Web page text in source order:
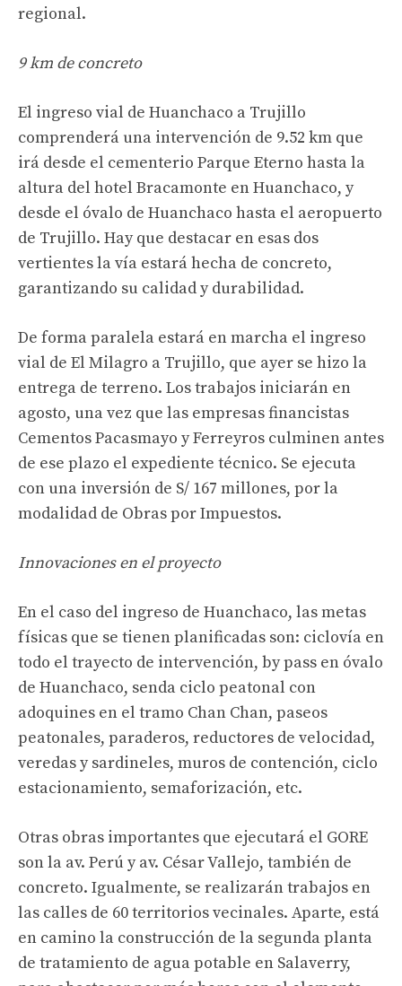
regional.
9 km de concreto
El ingreso vial de Huanchaco a Trujillo
comprenderá una intervención de 9.52 km que
irá desde el cementerio Parque Eterno hasta la
altura del hotel Bracamonte en Huanchaco, y
desde el óvalo de Huanchaco hasta el aeropuerto
de Trujillo. Hay que destacar en esas dos
vertientes la vía estará hecha de concreto,
garantizando su calidad y durabilidad.
De forma paralela estará en marcha el ingreso
vial de El Milagro a Trujillo, que ayer se hizo la
entrega de terreno. Los trabajos iniciarán en
agosto, una vez que las empresas financistas
Cementos Pacasmayo y Ferreyros culminen antes
de ese plazo el expediente técnico. Se ejecuta
con una inversión de S/ 167 millones, por la
modalidad de Obras por Impuestos.
Innovaciones en el proyecto
En el caso del ingreso de Huanchaco, las metas
físicas que se tienen planificadas son: ciclovía en
todo el trayecto de intervención, by pass en óvalo
de Huanchaco, senda ciclo peatonal con
adoquines en el tramo Chan Chan, paseos
peatonales, paraderos, reductores de velocidad,
veredas y sardineles, muros de contención, ciclo
estacionamiento, semaforización, etc.
Otras obras importantes que ejecutará el GORE
son la av. Perú y av. César Vallejo, también de
concreto. Igualmente, se realizarán trabajos en
las calles de 60 territorios vecinales. Aparte, está
en camino la construcción de la segunda planta
de tratamiento de agua potable en Salaverry,